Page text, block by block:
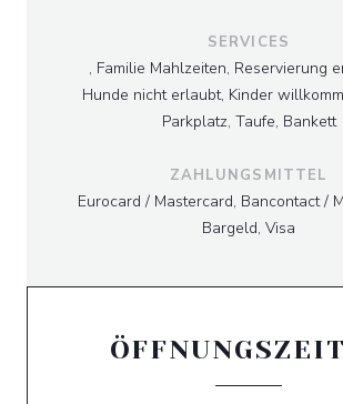
SERVICES
, Familie Mahlzeiten, Reservierung
Hunde nicht erlaubt, Kinder
Parkplatz, Taufe, Bankett
ZAHLUNGSMITTEL
Eurocard / Mastercard, Bancontact /
Bargeld, Visa